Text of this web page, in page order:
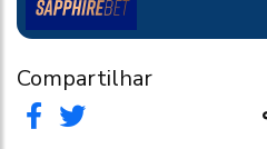
Compartilhar